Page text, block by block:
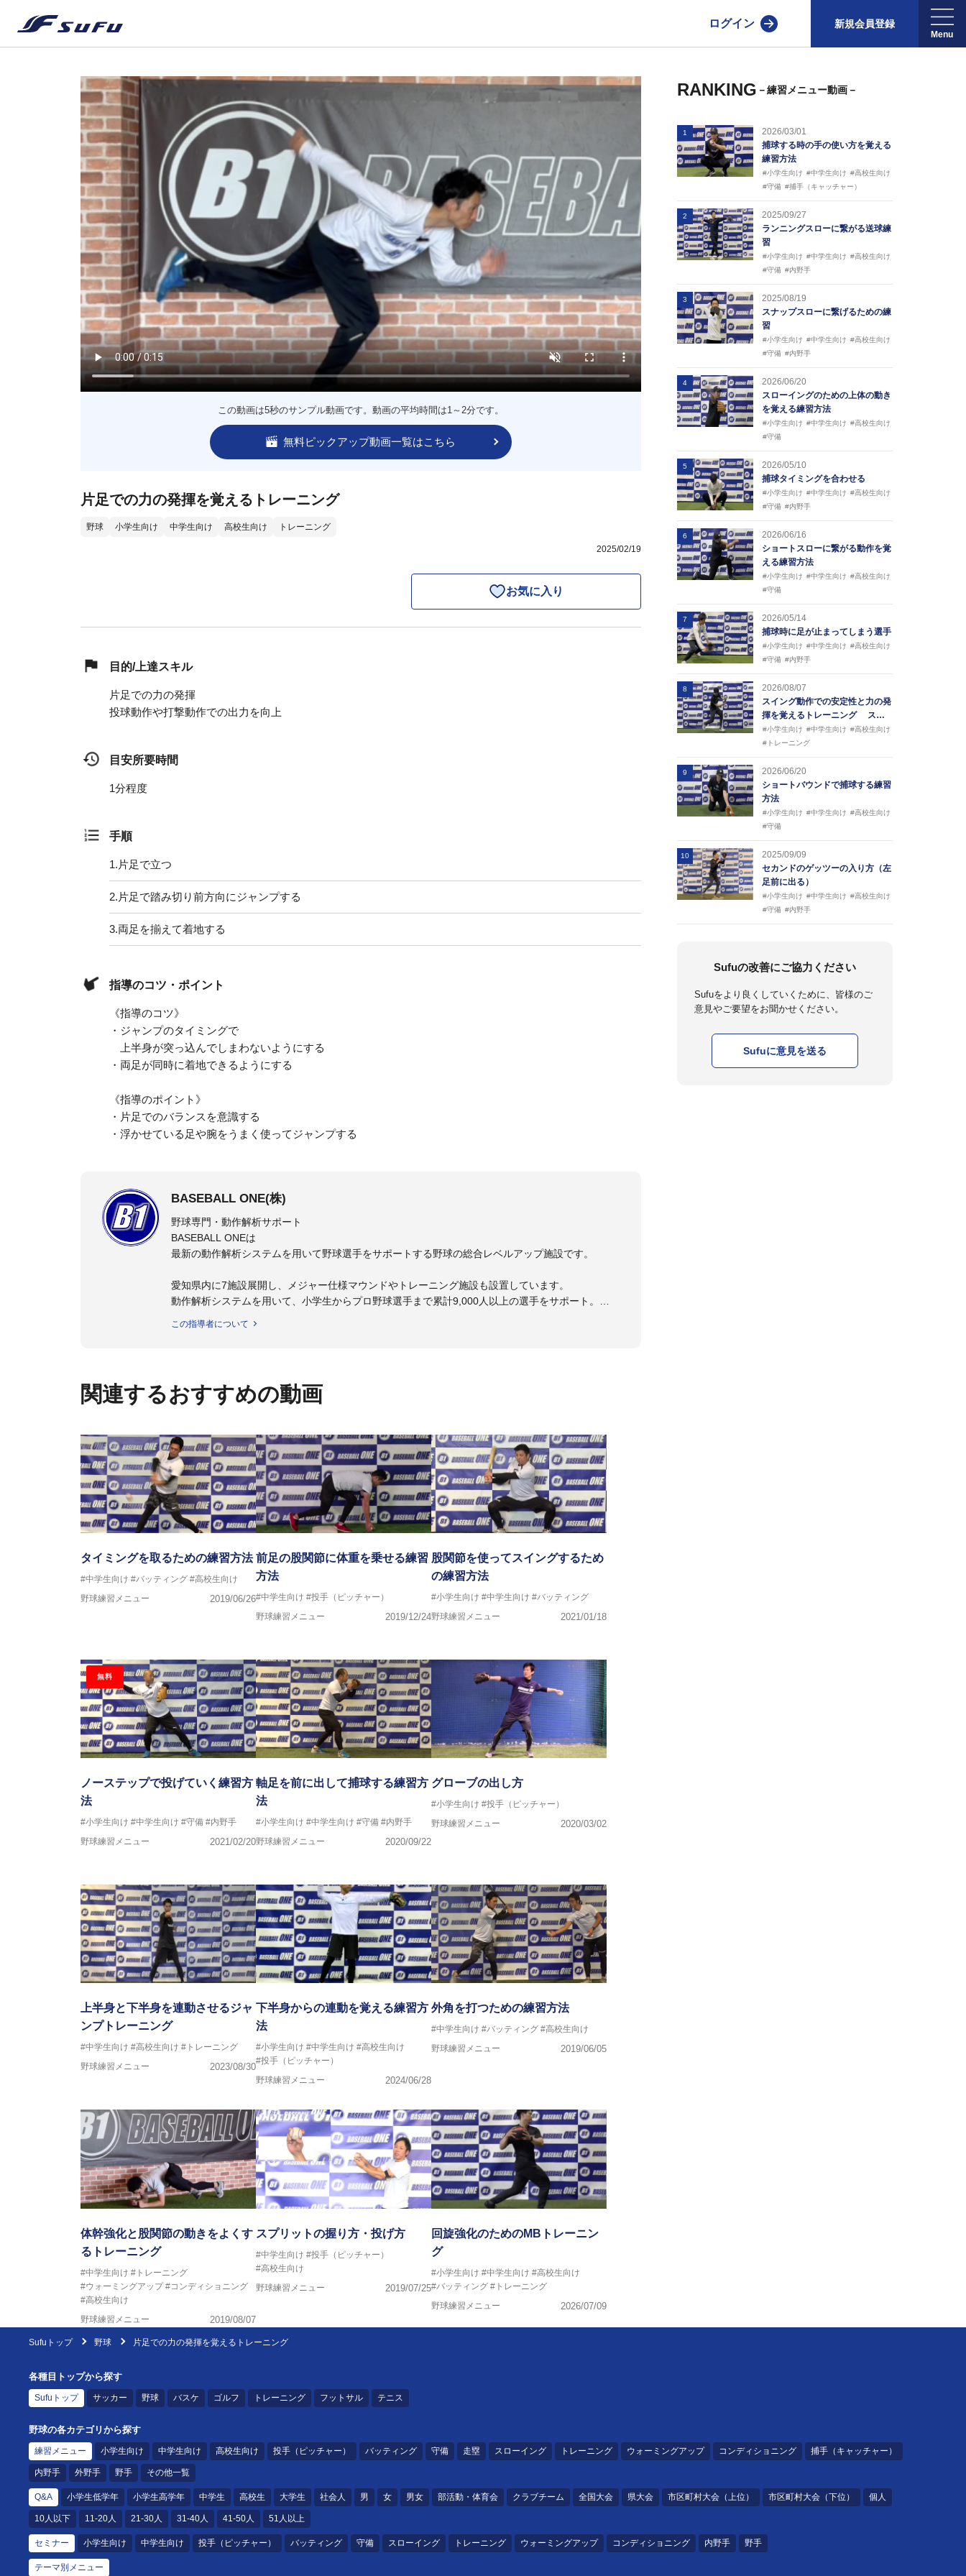
ログイン 新規会員登録
この動画は5秒のサンプル動画です。動画の平均時間は1～2分です。
無料ピックアップ動画一覧はこちら
片足での力の発揮を覚えるトレーニング
野球 小学生向け 中学生向け 高校生向け トレーニング
2025/02/19
お気に入り
目的/上達スキル
片足での力の発揮
投球動作や打撃動作での出力を向上
目安所要時間
1分程度
手順
1. 片足で立つ
2. 片足で踏み切り前方向にジャンプする
3.両足を揃えて着地する
指導のコツ・ポイント
《指導のコツ》
・ジャンプのタイミングで
上半身が突っ込んでしまわないようにする
・両足が同時に着地できるようにする
《指導のポイント》
・片足でのバランスを意識する
・浮かせている足や腕をうまく使ってジャンプする
BASEBALL ONE(株)
野球専門・動作解析サポート
BASEBALL ONEは
最新の動作解析システムを用いて野球選手をサポートする野球の総合レベルアップ施設です。
愛知県内に7施設展開し、メジャー仕様マウンドやトレーニング施設も設置しています。
動作解析システムを用いて、小学生からプロ野球選手まで累計9,000人以上の選手をサポート。
この指導者について
関連するおすすめの動画
タイミングを取るための練習方法
#中学生向け #バッティング #高校生向け
野球練習メニュー
2019/06/26
前足の股関節に体重を乗せる練習
方法
#中学生向け #投手（ピッチャー）
野球練習メニュー
2019/12/24
股関節を使ってスイングするため
の練習方法
#小学生向け #中学生向け #バッティング
野球練習メニュー
2021/01/18
無料
ノーステップで投げていく練習方
法
#小学生向け #中学生向け #守備 #内野手
野球練習メニュー
2021/02/20
軸足を前に出して捕球する練習方
法
#小学生向け #中学生向け #守備 #内野手
野球練習メニュー
2020/09/22
グローブの出し方
#小学生向け #投手（ピッチャー）
野球練習メニュー
2020/03/02
上半身と下半身を連動させるジャ
ンプトレーニング
#中学生向け #高校生向け #トレーニング
野球練習メニュー
2023/08/30
下半身からの連動を覚える練習方
法
#小学生向け #中学生向け #高校生向け
#投手（ピッチャー）
野球練習メニュー
2024/06/28
外角を打つための練習方法
#中学生向け #バッティング #高校生向け
野球練習メニュー
2019/06/05
体幹強化と股関節の動きをよくす
るトレーニング
#中学生向け #トレーニング
#ウォーミングアップ #コンディショニング
#高校生向け
野球練習メニュー
2019/08/07
スプリットの握り方・投げ方
#中学生向け #投手（ピッチャー）
#高校生向け
野球練習メニュー
2019/07/25
回旋強化のためのMBトレーニン
グ
#小学生向け #中学生向け #高校生向け
#バッティング #トレーニング
野球練習メニュー
2026/07/09
RANKING －練習メニュー動画－
1
2026/03/01
捕球する時の手の使い方を覚える
練習方法
#小学生向け #中学生向け #高校生向け
#守備 #捕手（キャッチャー）
2
2025/09/27
ランニングスローに繋がる送球練
習
#小学生向け #中学生向け #高校生向け
#守備 #内野手
3
2025/08/19
スナップスローに繋げるための練
習
#小学生向け #中学生向け #高校生向け
#守備 #内野手
4
2026/06/20
スローイングのための上体の動き
を覚える練習方法
#小学生向け #中学生向け #高校生向け
#守備
5
2026/05/10
捕球タイミングを合わせる
#小学生向け #中学生向け #高校生向け
#守備 #内野手
6
2026/06/16
ショートスローに繋がる動作を覚
える練習方法
#小学生向け #中学生向け #高校生向け
#守備
7
2026/05/14
捕球時に足が止まってしまう選手
#小学生向け #中学生向け #高校生向け
#守備 #内野手
8
2026/08/07
スイング動作での安定性と力の発
揮を覚えるトレーニング ス…
#小学生向け #中学生向け #高校生向け
#トレーニング
9
2026/06/20
ショートバウンドで捕球する練習
方法
#小学生向け #中学生向け #高校生向け
#守備
10
2025/09/09
セカンドのゲッツーの入り方（左
足前に出る）
#小学生向け #中学生向け #高校生向け
#守備 #内野手
Sufuの改善にご協力ください
Sufuをより良くしていくために、皆様のご
意見やご要望をお聞かせください。
Sufuに意見を送る
Sufuトップ 野球 片足での力の発揮を覚えるトレーニング
各種目トップから探す
Sufuトップ サッカー 野球 バスケ ゴルフ トレーニング フットサル テニス
野球の各カテゴリから探す
練習メニュー 小学生向け 中学生向け 高校生向け 投手（ピッチャー） バッティング 守備 走塁 スローイング トレーニング ウォーミングアップ コンディショニング 捕手（キャッチャー）
内野手 外野手 野手 その他一覧
Q&A 小学生低学年 小学生高学年 中学生 高校生 大学生 社会人 男 女 男女 部活動・体育会 クラブチーム 全国大会 県大会 市区町村大会（上位） 市区町村大会（下位） 個人
10人以下 11-20人 21-30人 31-40人 41-50人 51人以上
セミナー 小学生向け 中学生向け 投手（ピッチャー） バッティング 守備 スローイング トレーニング ウォーミングアップ コンディショニング 内野手 野手
テーマ別メニュー